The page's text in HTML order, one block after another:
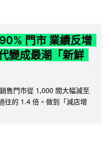
門市 業績反增
變成最潮「新鮮
售門市從 1,000 間大幅減至
往的 1.4 倍。做到「減店增